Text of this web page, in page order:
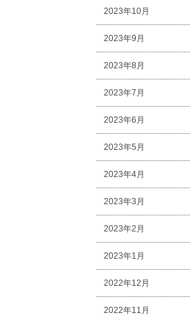
2023年10月
2023年9月
2023年8月
2023年7月
2023年6月
2023年5月
2023年4月
2023年3月
2023年2月
2023年1月
2022年12月
2022年11月